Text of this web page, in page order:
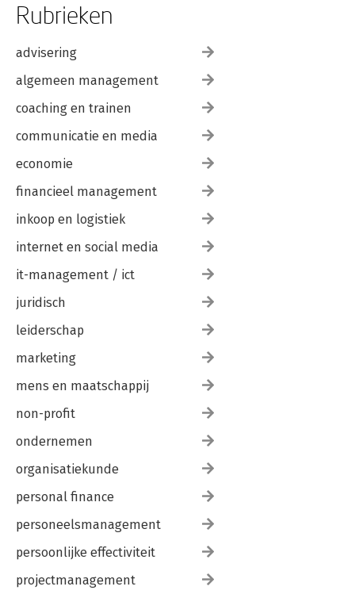
Rubrieken
advisering
algemeen management
coaching en trainen
communicatie en media
economie
financieel management
inkoop en logistiek
internet en social media
it-management / ict
juridisch
leiderschap
marketing
mens en maatschappij
non-profit
ondernemen
organisatiekunde
personal finance
personeelsmanagement
persoonlijke effectiviteit
projectmanagement